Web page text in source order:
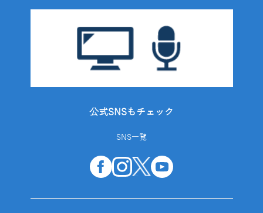
公式SNSもチェック
SNS一覧